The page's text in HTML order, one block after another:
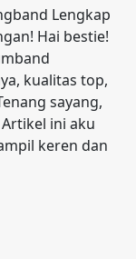
Lengkap
Hai bestie!
kualitas top,
sayang,
ini aku
keren dan